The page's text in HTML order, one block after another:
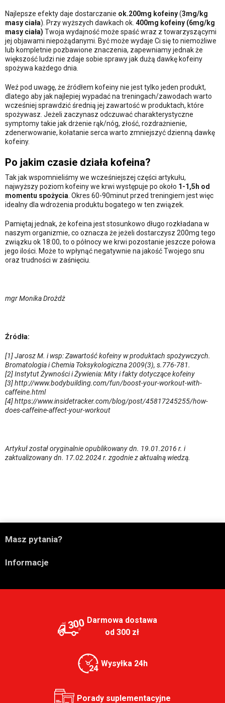
Najlepsze efekty daje dostarczanie ok.200mg kofeiny(3mg/kg
masy ciała). Przy wyższych dawkach ok. 400mg kofeiny (6mg/kg
masy ciała) Twoja wydajność może spaść wraz z towarzyszącymi
jej objawami niepożądanymi. Być może wydaje Ci się to niemożliwe
lub kompletnie pozbawione znaczenia, zapewniamy jednak że
większość ludzi nie zdaje sobie sprawy jak dużą dawkę kofeiny
spożywa każdego dnia.
Weź pod uwagę, że źródłem kofeiny nie jest tylko jeden produkt,
dlatego aby jak najlepiej wypadać na treningach/zawodach warto
wcześniej sprawdzić średnią jej zawartość w produktach, które
spożywasz. Jeżeli zaczynasz odczuwać charakterystyczne
symptomy takie jak drżenie rąk/nóg, złość, rozdrażnienie,
zdenerwowanie, kołatanie serca warto zmniejszyć dzienną dawkę
kofeiny.
Po jakim czasie działa kofeina?
Tak jak wspomnieliśmy we wcześniejszej części artykułu,
najwyższy poziom kofeiny we krwi występuje po około 1-1,5h od
momentu spożycia . Okres 60-90minut przed treningiem jest więc
idealny dla wdrożenia produktu bogatego w ten związek.
Pamiętaj jednak, że kofeina jest stosunkowo długo rozkładana w
naszym organizmie, co oznacza że jeżeli dostarczysz 200mg tego
związku ok 18:00, to o północy we krwi pozostanie jeszcze połowa
jego ilości. Może to wpłynąć negatywnie na jakość Twojego snu
oraz trudności w zaśnięciu.
mgr Monika Drożdż
Źródła:
[1] Jarosz M. i wsp: Zawartość kofeiny w produktach spożywczych.
Bromatologia i Chemia Toksykologiczna 2009(3), s.776-781.
[2] Instytut Żywności i Żywienia: Mity i fakty dotyczące kofeiny
[3] http://www.bodybuilding.com/fun/boost-your-workout-with-
caffeine.html
[4] https://www.insidetracker.com/blog/post/45817245255/how-
does-caffeine-affect-your-workout
Artykuł został oryginalnie opublikowany dn. 19.01.2016 r. i
zaktualizowany dn. 17.02.2024 r. zgodnie z aktualną wiedzą.
Masz pytania?
Informacje
300 Darmowa dostawa
od 300 zł
Wysyłka 24h
Porady suplementacyjne